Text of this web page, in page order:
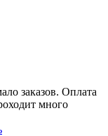
заказов. Оплата
много